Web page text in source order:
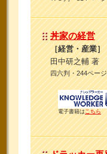
丼家の経営
［経営・産業］
田中研之輔 著
四六判・244ペー
電子書籍は こちら